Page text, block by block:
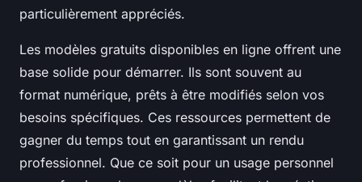
particulièrement appréciés.
Les modèles gratuits disponibles en ligne offrent une
base solide pour démarrer. Ils sont souvent au
format numérique, prêts à être modifiés selon vos
besoins spécifiques. Ces ressources permettent de
gagner du temps tout en garantissant un rendu
professionnel. Que ce soit pour un usage personnel